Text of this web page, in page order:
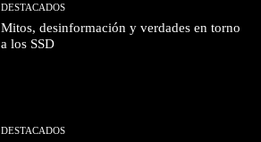
DESTACADOS
Mitos, desinformación y verdades en torno
a los SSD
DESTACADOS